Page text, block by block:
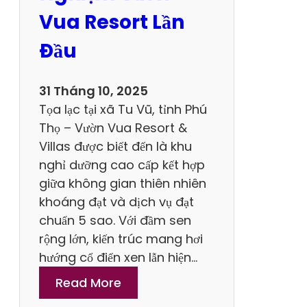
G
i
N
g
à
y
2
Đ
ê
m
Vua Resort Lần
Đầu
31 Tháng 10, 2025
Tọa lạc tại xã Tu Vũ, tỉnh Phú
Thọ – Vườn Vua Resort &
Villas được biết đến là khu
nghỉ dưỡng cao cấp kết hợp
giữa không gian thiên nhiên
khoáng đạt và dịch vụ đạt
chuẩn 5 sao. Với đầm sen
rộng lớn, kiến trúc mang hơi
hướng cổ điển xen lẫn hiện…
Read More
N